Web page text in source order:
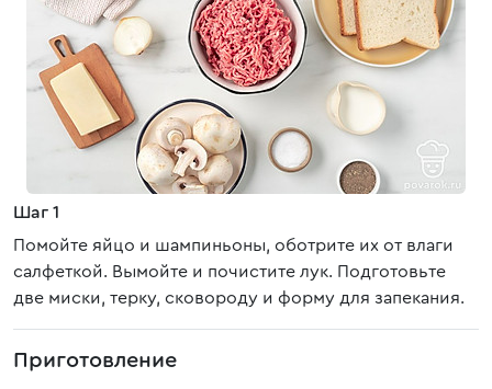
Шаг 1
Помойте яйцо и шампиньоны, оботрите их от влаги
салфеткой. Вымойте и почистите лук. Подготовьте
две миски, терку, сковороду и форму для запекания.
Приготовление